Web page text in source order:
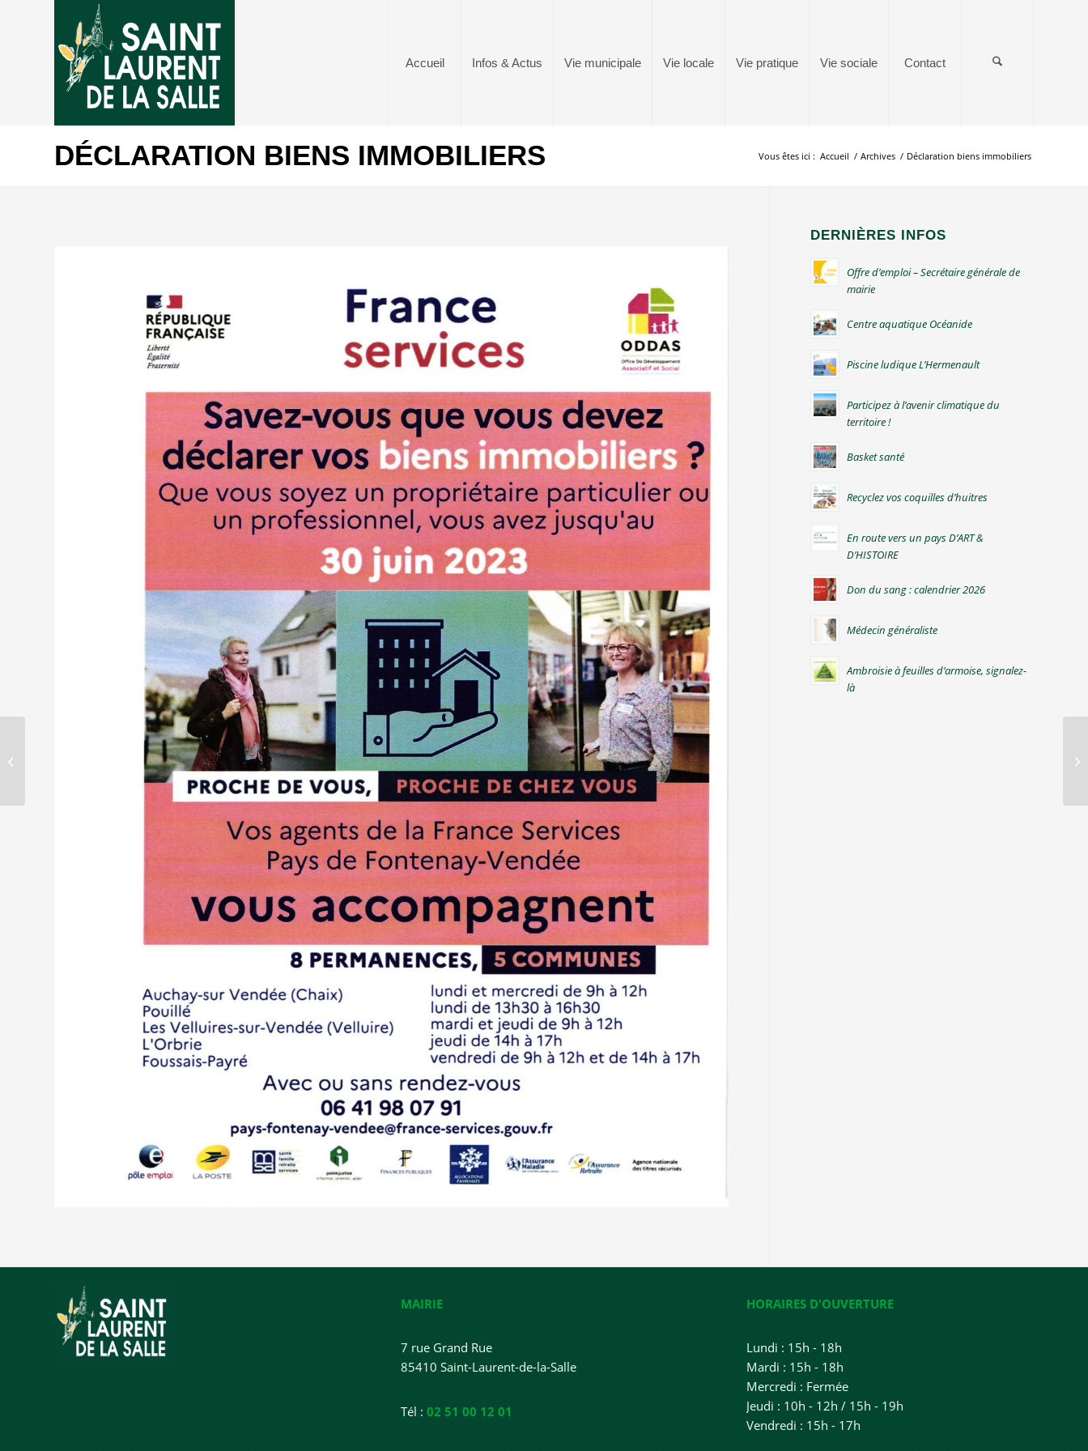
Accueil Infos & Actus Vie municipale Vie locale Vie pratique Vie sociale Contact
DÉCLARATION BIENS IMMOBILIERS Vous êtes ici : Accueil / Archives / Déclaration biens immobiliers
DERNIÈRES INFOS
Offre d’emploi – Secrétaire générale de
mairie
Centre aquatique Océanide
Piscine ludique L’Hermenault
Participez à l’avenir climatique du
territoire !
Basket santé
Recyclez vos coquilles d’huitres
En route vers un pays D’ART &
D’HISTOIRE
Don du sang : calendrier 2026
Médecin généraliste
Ambroisie à feuilles d’armoise, signalez-
là
MAIRIE
7 rue Grand Rue
85410 Saint-Laurent-de-la-Salle
Tél : 02 51 00 12 01
HORAIRES D'OUVERTURE
Lundi : 15h - 18h
Mardi : 15h - 18h
Mercredi : Fermée
Jeudi : 10h - 12h / 15h - 19h
Vendredi : 15h - 17h